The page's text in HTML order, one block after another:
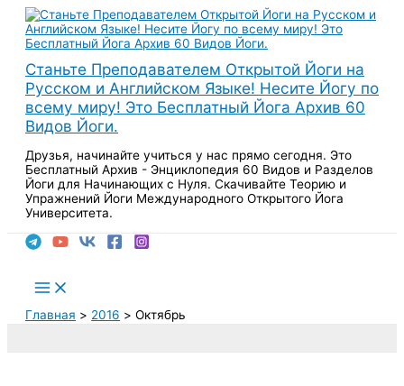
Перейти
содержимому
Станьте Преподавателем Открытой Йоги на
Русском и Английском Языке! Несите Йогу по
всему миру! Это Бесплатный Йога Архив 60
Видов Йоги.
Друзья, начинайте учиться у нас прямо сегодня. Это
Бесплатный Архив - Энциклопедия 60 Видов и Разделов
Йоги для Начинающих с Нуля. Скачивайте Теорию и
Упражнений Йоги Международного Открытого Йога
Университета.
Main
Menu
Главная
2016 Октябрь